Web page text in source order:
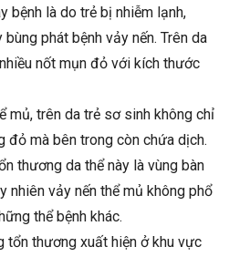
bệnh là do trẻ bị nhiễm lạnh,
phát bệnh vảy nến. Trên da
nốt mụn đỏ với kích thước
mủ, trên da trẻ sơ sinh không chỉ
đỏ mà bên trong còn chứa dịch.
thương da thể này là vùng bàn
nhiên vảy nến thể mủ không phổ
thể bệnh khác.
tổn thương xuất hiện ở khu vực